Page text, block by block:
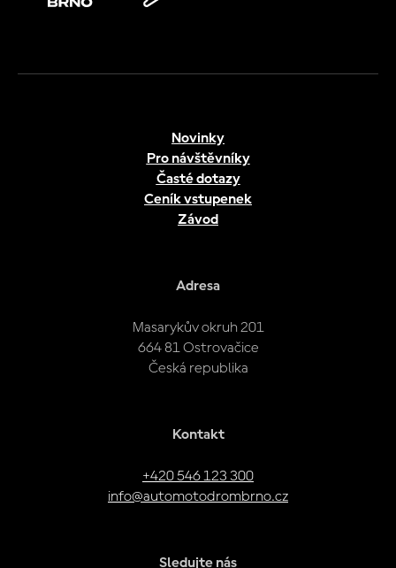
Novinky
Pro návštěvníky
Časté dotazy
Ceník vstupenek
Závod
Adresa
Masarykův okruh 201
664 81 Ostrovačice
Česká republika
Kontakt
+420 546 123 300
info@automotodrombrno.cz
Sledujte nás